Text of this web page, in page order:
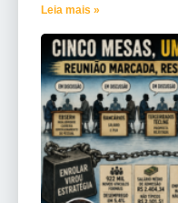
Leia mais »